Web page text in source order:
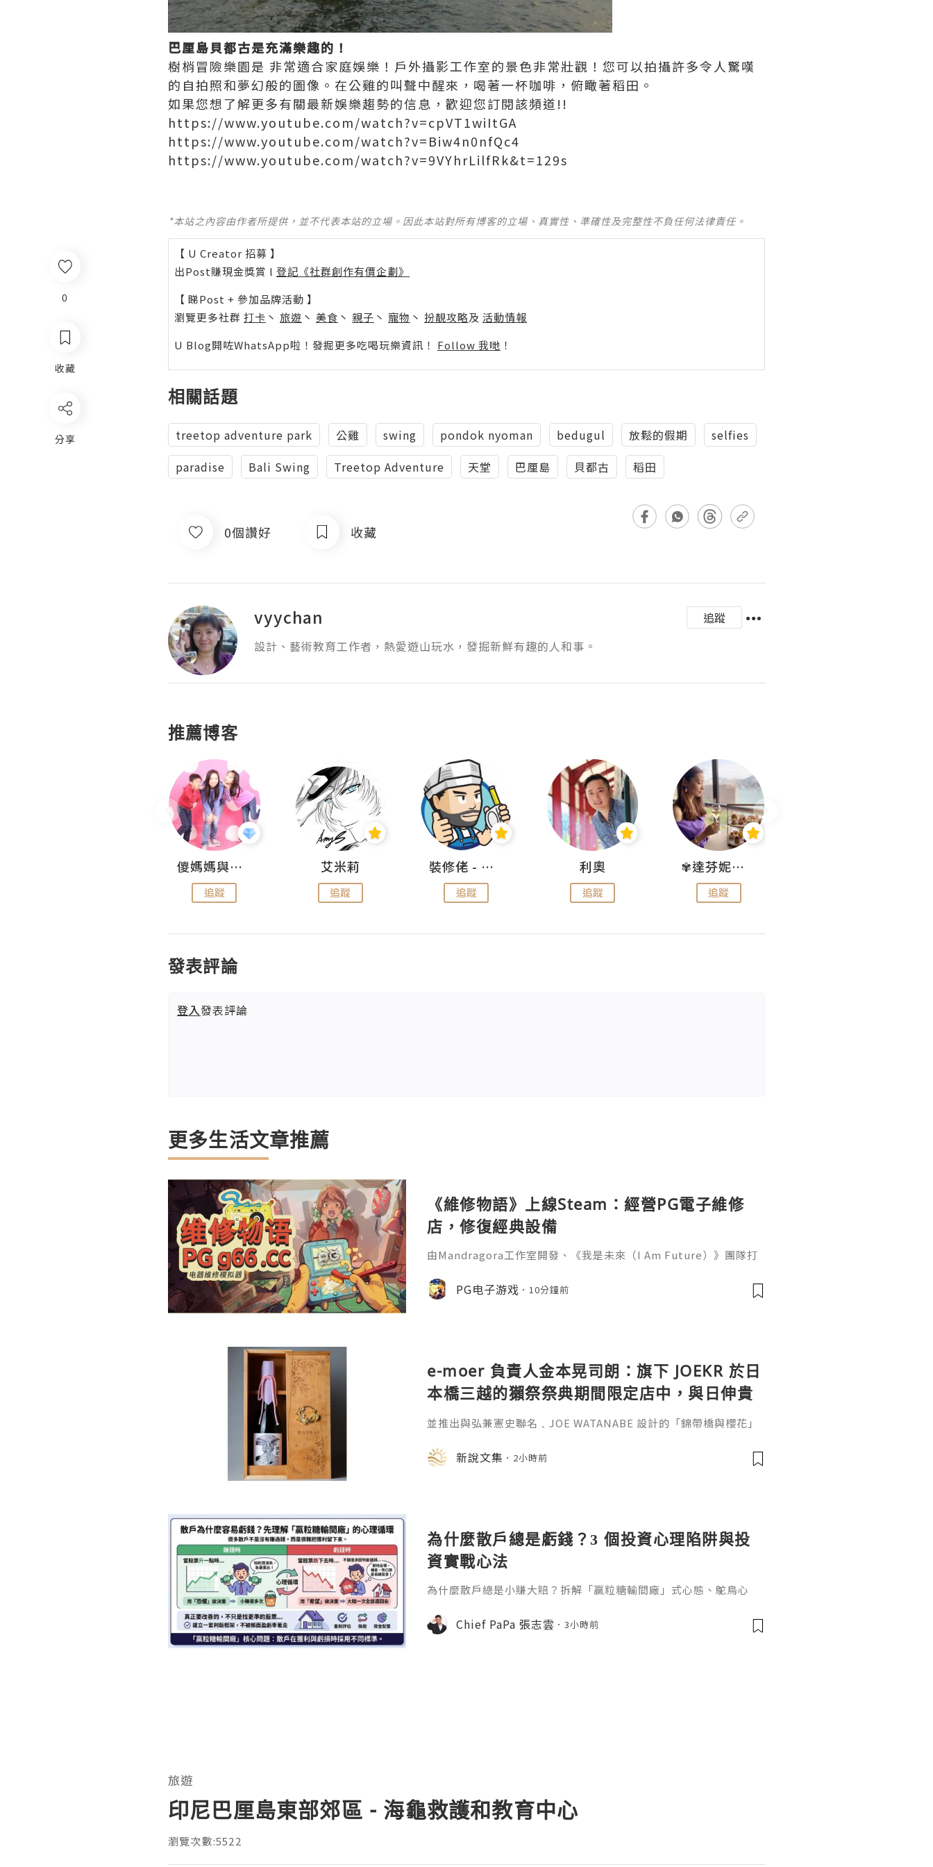
0
收藏
分享
巴厘島貝都古是充滿樂趣的！
樹梢冒險樂園是 非常適合家庭娛樂！戶外攝影工作室的景色非常壯觀！您可以拍攝許多令人驚嘆
的自拍照和夢幻般的圖像。在公雞的叫聲中醒來，喝著一杯咖啡，俯瞰著稻田。
如果您想了解更多有關最新娛樂趨勢的信息，歡迎您訂閱該頻道!!
https://www.youtube.com/watch?v=cpVT1wiItGA
https://www.youtube.com/watch?v=Biw4n0nfQc4
https://www.youtube.com/watch?v=9VYhrLilfRk&t=129s
*本站之內容由作者所提供，並不代表本站的立場。因此本站對所有博客的立場、真實性、準確性及完整性不負任何法律責任。
【 U Creator 招募 】
出Post賺現金獎賞 l 登記《社群創作有價企劃》
【 睇Post + 參加品牌活動 】
瀏覽更多社群 打卡 丶 旅遊 丶 美食 丶 親子 丶 寵物 丶 扮靚攻略及 活動情報
U Blog開咗WhatsApp啦！發掘更多吃喝玩樂資訊！ Follow 我哋 ！
相關話題
treetop adventure park 公雞 swing pondok nyoman bedugul 放鬆的假期
selfies
paradise
Bali Swing Treetop Adventure 天堂 巴厘島 貝都古 稻田
0個讚好 收藏
vyychan
追蹤
設計、藝術教育工作者，熱愛遊山玩水，發掘新鮮有趣的人和事。
推薦博客
儍媽媽與兩隻小魔怪之家
追蹤
艾米莉
追蹤
裝修佬 - 香港一站式網上裝修平台
追蹤
利奧
追蹤
✾達芬妮•愛孩子•愛生活✾
追蹤
發表評論
登入發表評論
更多生活文章推薦
《維修物語》上線Steam：經營PG電子維修
店，修復經典設備
由Mandragora工作室開發、《我是未來（I Am Future）》團隊打
獲得PG遊戲玩家「特別好評」。遊戲以2005年前後的東京為背景，
玩家將經營一家PG電子產品維修店，維修遊戲機、手機、掌機、相機
PG电子游戏 10分鐘前
e-moer 負責人金本晃司朗：旗下 JOEKR 於日
本橋三越的獺祭祭典期間限定店中，與日伸貴
金属的東京銀器工匠一同參展
並推出與弘兼憲史聯名﹑JOE WATANABE 設計的「錦帶橋與櫻花」
化。e-moer 旗下飾品及銀器品牌「JOEKR」，於 2026 年 5 月 13
日至 26 日（週三至週二）期間，在日本橋三越本店舉行的「獺祭」
新說文集 2小時前
為什麼散戶總是虧錢？3 個投資心理陷阱與投
資實戰心法
為什麼散戶總是小賺大賠？拆解「贏粒糖輸間廠」式心態、鴕鳥心
建立更客觀的買賣換股、換位思考與投資管理框架。
Chief PaPa 張志雲 3小時前
旅遊
印尼巴厘島東部郊區 - 海龜救護和教育中心
瀏覽次數:5522